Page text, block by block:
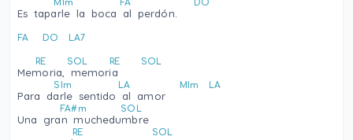
MIm FA DO
Es taparle la boca al perdón.
FA DO LA7
RE SOL RE SOL
Memoria, memoria
SIm LA MIm LA
Para darle sentido al amor
FA#m SOL
Una gran muchedumbre
RE SOL